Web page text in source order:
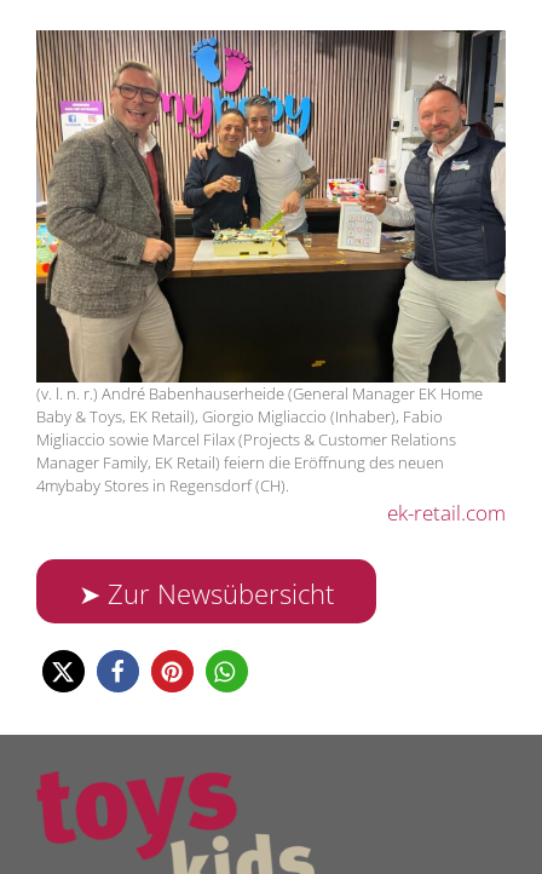
(v. l. n. r.) André Babenhauserheide (General Manager EK Home
Baby & Toys, EK Retail), Giorgio Migliaccio (Inhaber), Fabio
Migliaccio sowie Marcel Filax (Projects & Customer Relations
Manager Family, EK Retail) feiern die Eröffnung des neuen
4mybaby Stores in Regensdorf (CH).
ek-retail.com
➤ Zur Newsübersicht